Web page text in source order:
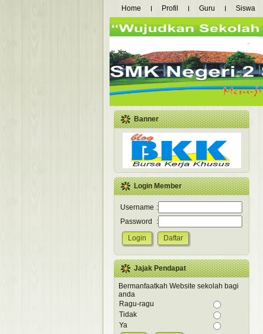
Home Profil Guru Siswa
Banner
Login Member
Username :
Password
:
Jajak Pendapat
Bermanfaatkah Website sekolah bagi
anda
Ragu-ragu
Tidak
Ya